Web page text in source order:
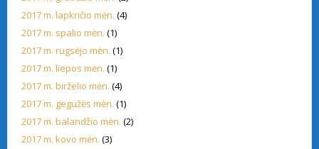
2017 m. lapkričio mėn. (4)
2017 m. spalio mėn. (1)
2017 m. rugsėjo mėn. (1)
2017 m. liepos mėn. (1)
2017 m. birželio mėn. (4)
2017 m. gegužės mėn. (1)
2017 m. balandžio mėn. (2)
2017 m. kovo mėn. (3)